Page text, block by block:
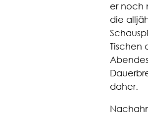
er noch
die
Tischen
daher.